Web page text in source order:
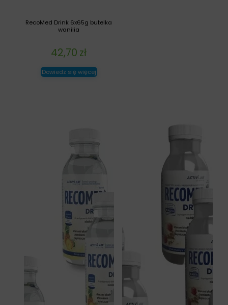
RecoMed Drink 6x65g butelka
wanilia
42,70 zł
Dowiedz się więcej